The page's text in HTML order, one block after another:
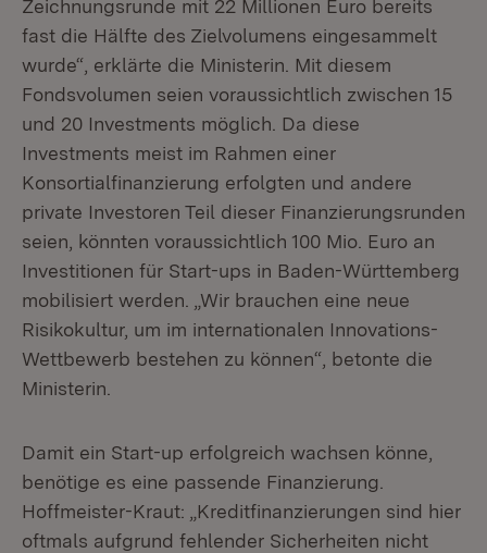
Zeichnungsrunde mit 22 Millionen Euro bereits
fast die Hälfte des Zielvolumens eingesammelt
wurde“, erklärte die Ministerin. Mit diesem
Fondsvolumen seien voraussichtlich zwischen 15
und 20 Investments möglich. Da diese
Investments meist im Rahmen einer
Konsortialfinanzierung erfolgten und andere
private Investoren Teil dieser Finanzierungsrunden
seien, könnten voraussichtlich 100 Mio. Euro an
Investitionen für Start-ups in Baden-Württemberg
mobilisiert werden. „Wir brauchen eine neue
Risikokultur, um im internationalen Innovations-
Wettbewerb bestehen zu können“, betonte die
Ministerin.
Damit ein Start-up erfolgreich wachsen könne,
benötige es eine passende Finanzierung.
Hoffmeister-Kraut: „Kreditfinanzierungen sind hier
oftmals aufgrund fehlender Sicherheiten nicht